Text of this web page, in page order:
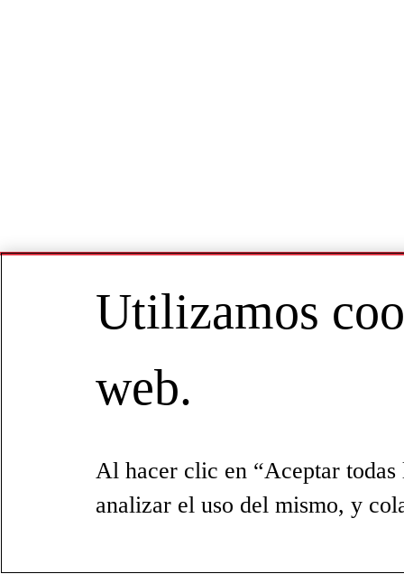
Utilizamos
web.
Al hacer clic en “Aceptar todas
analizar el uso del mismo, y